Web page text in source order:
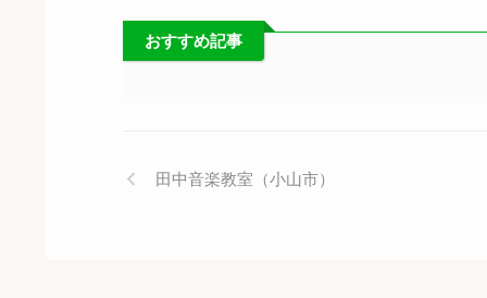
おすすめ記事
田中音楽教室（小山市）